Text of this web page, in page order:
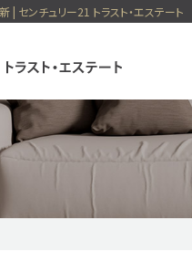
ンチュリー21 トラスト・エステート